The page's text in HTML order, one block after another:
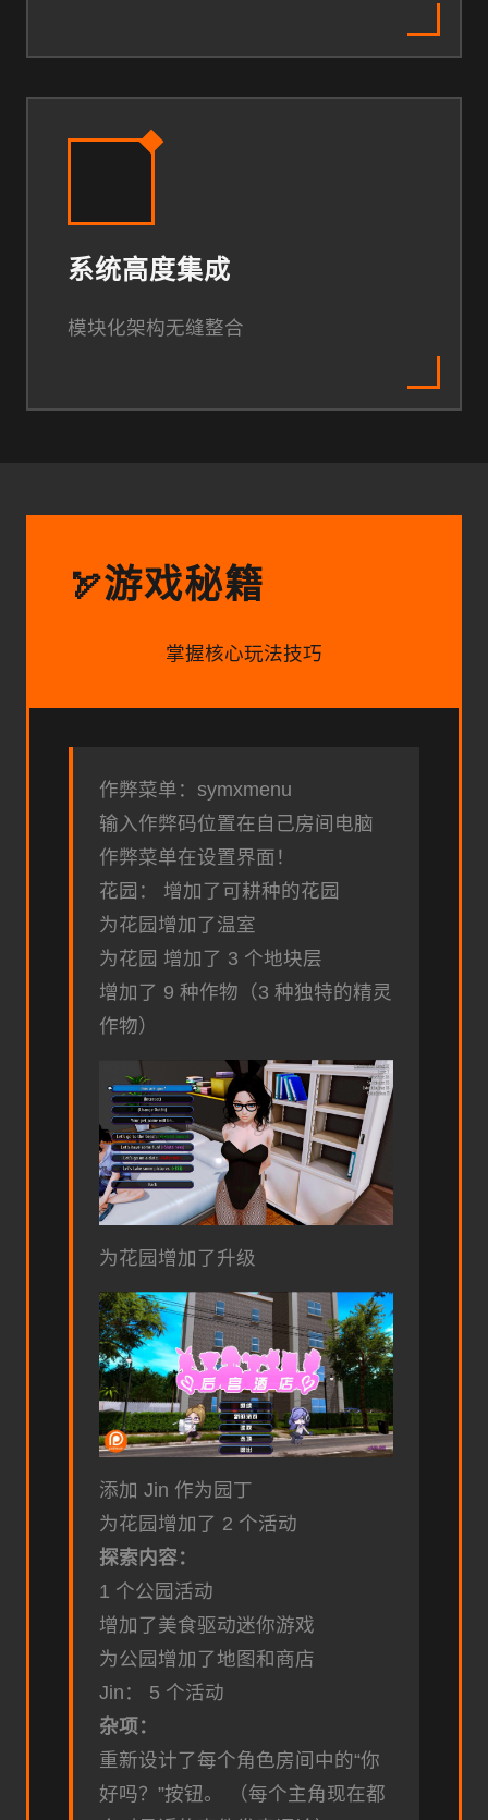
系统高度集成
模块化架构无缝整合
🏹游戏秘籍
掌握核心玩法技巧
作弊菜单：symxmenu
输入作弊码位置在自己房间电脑
作弊菜单在设置界面！
花园： 增加了可耕种的花园
为花园增加了温室
为花园 增加了 3 个地块层
增加了 9 种作物（3 种独特的精灵
作物）
为花园增加了升级
添加 Jin 作为园丁
为花园增加了 2 个活动
探索内容：
1 个公园活动
增加了美食驱动迷你游戏
为公园增加了地图和商店
Jin： 5 个活动
杂项：
重新设计了每个角色房间中的“你
好吗？”按钮。 （每个主角现在都